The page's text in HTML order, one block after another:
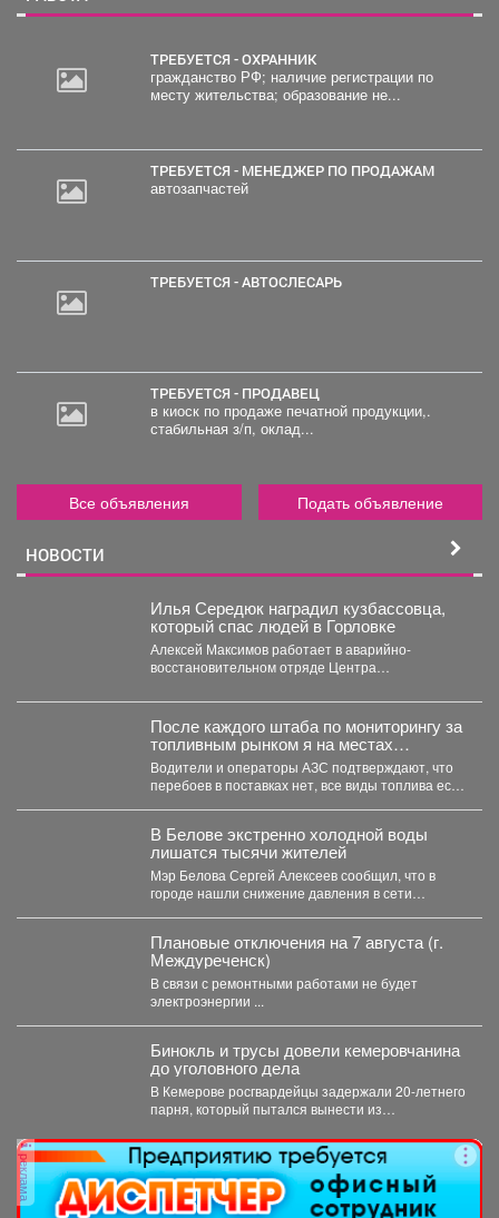
ТРЕБУЕТСЯ - ОХРАННИК
гражданство РФ; наличие регистрации по
месту жительства; образование не...
ТРЕБУЕТСЯ - МЕНЕДЖЕР ПО ПРОДАЖАМ
автозапчастей
ТРЕБУЕТСЯ - АВТОСЛЕСАРЬ
ТРЕБУЕТСЯ - ПРОДАВЕЦ
в киоск по продаже печатной продукции,.
стабильная з/п, оклад...
Все объявления Подать объявление
НОВОСТИ
Илья Середюк наградил кузбассовца,
который спас людей в Горловке
Алексей Максимов работает в аварийно-
восстановительном отряде Центра
и дорожного комплекса Кузбасса с...
После каждого штаба по мониторингу за
топливным рынком я на местах
проверяю, соответствует ли озвученная
информация действительности.
Водители и операторы АЗС подтверждают, что
перебоев в поставках нет, все виды топлива есть
В Белове экстренно холодной воды
лишатся тысячи жителей
Мэр Белова Сергей Алексеев сообщил, что в
городе нашли снижение давления в сети
Плановые отключения на 7 августа (г.
Междуреченск)
В связи с ремонтными работами не будет
электроэнергии ...
Бинокль и трусы довели кемеровчанина
до уголовного дела
В Кемерове росгвардейцы задержали 20-летнего
парня, который пытался вынести из
реклама